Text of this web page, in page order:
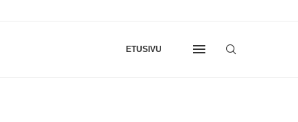
ETUSIVU